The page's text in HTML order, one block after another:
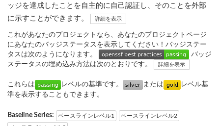
ッジを達成したことを自主的に自己認証し、そのことを外部
に示すことができます。
詳細を表示
これがあなたのプロジェクトなら、あなたのプロジェクトページ
にあなたのバッジステータスを表示してください！バッジステー
タスは次のようになります。
バッジ
ステータスの埋め込み方法は次のとおりです。
詳細を表示
これらは レベルの基準です。 または
レベル基
準を表示することもできます。
Baseline Series: ベースラインレベル1
ベースラインレベル2